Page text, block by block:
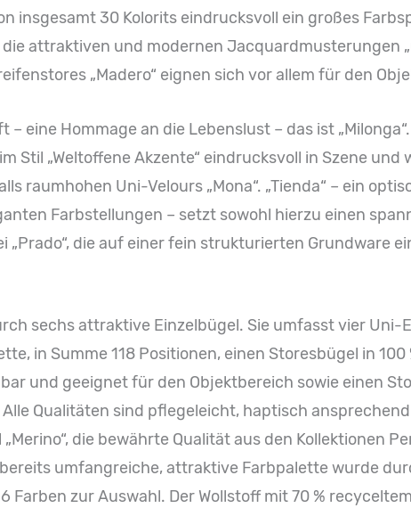
insgesamt 30 Kolorits eindrucksvoll ein großes
attraktiven und modernen Jacquardmusterungen
„Madero“ eignen sich vor allem für den
eine Hommage an die Lebenslust – das ist
Stil „Weltoffene Akzente“ eindrucksvoll in Szene und
raumhohen Uni-Velours „Mona“. „Tienda“ – ein
Farbstellungen – setzt sowohl hierzu einen
„Prado“, die auf einer fein strukturierten Grundware
sechs attraktive Einzelbügel. Sie umfasst vier Uni-
in Summe 118 Positionen, einen Storesbügel in 100
und geeignet für den Objektbereich sowie einen
Qualitäten sind pflegeleicht, haptisch
die bewährte Qualität aus den Kollektionen
bereits umfangreiche, attraktive Farbpalette wurde
Farben zur Auswahl. Der Wollstoff mit 70 %